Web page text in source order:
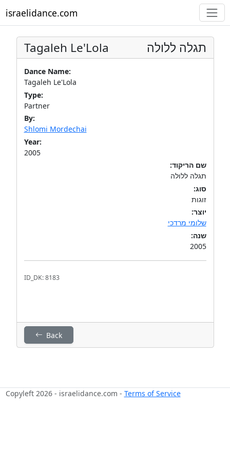
israelidance.com
Tagaleh Le'Lola תגלה ללולה
Dance Name:
Tagaleh Le'Lola
Type:
Partner
By:
Shlomi Mordechai
Year:
2005
שם הריקוד:
תגלה ללולה
סוג:
זוגות
יוצר:
שלומי מרדכי
שנה:
2005
ID_DK: 8183
Back
Copyleft 2026 - israelidance.com - Terms of Service